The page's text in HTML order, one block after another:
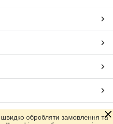
Prom.ua
обробляти замовлення та